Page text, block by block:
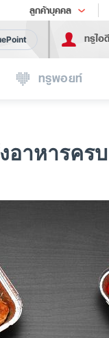
ลูกค้าบุคคล
ทรูไอดี
ทรูพอยท์
ท เมื่อสั่งอาห